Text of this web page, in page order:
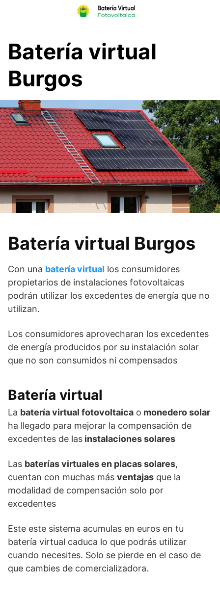
Batería virtual
Burgos
Batería virtual Burgos
Con una batería virtual los consumidores
propietarios de instalaciones fotovoltaicas
podrán utilizar los excedentes de energía que no
utilizan.
Los consumidores aprovecharan los excedentes
de energía producidos por su instalación solar
que no son consumidos ni compensados
Batería virtual
La batería virtual fotovoltaica o monedero solar
ha llegado para mejorar la compensación de
excedentes de las instalaciones solares
Las baterías virtuales en placas solares,
cuentan con muchas más ventajas que la
modalidad de compensación solo por
excedentes
Este este sistema acumulas en euros en tu
batería virtual caduca lo que podrás utilizar
cuando necesites. Solo se pierde en el caso de
que cambies de comercializadora.